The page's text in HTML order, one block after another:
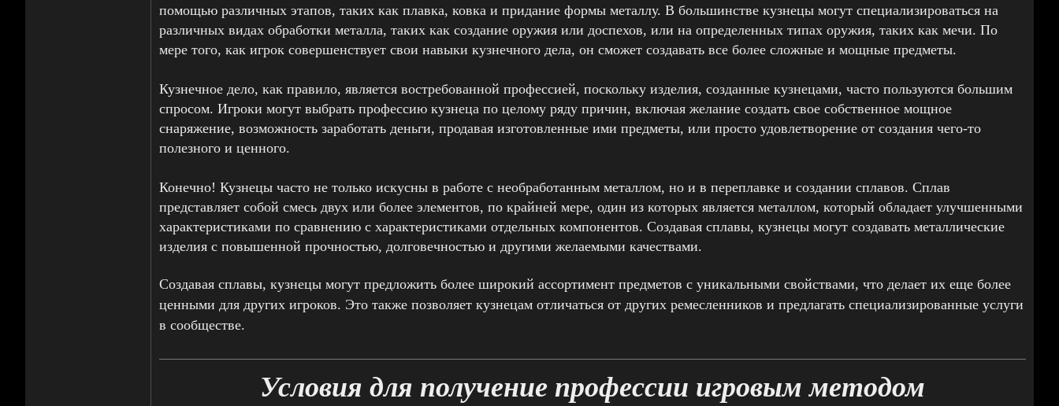
помощью различных этапов, таких как плавка, ковка и придание формы металлу. В большинстве кузнецы могут специализироваться на
различных видах обработки металла, таких как создание оружия или доспехов, или на определенных типах оружия, таких как мечи. По
мере того, как игрок совершенствует свои навыки кузнечного дела, он сможет создавать все более сложные и мощные предметы.
Кузнечное дело, как правило, является востребованной профессией, поскольку изделия, созданные кузнецами, часто пользуются большим
спросом. Игроки могут выбрать профессию кузнеца по целому ряду причин, включая желание создать свое собственное мощное
снаряжение, возможность заработать деньги, продавая изготовленные ими предметы, или просто удовлетворение от создания чего-то
полезного и ценного.
Конечно! Кузнецы часто не только искусны в работе с необработанным металлом, но и в переплавке и создании сплавов. Сплав
представляет собой смесь двух или более элементов, по крайней мере, один из которых является металлом, который обладает улучшенными
характеристиками по сравнению с характеристиками отдельных компонентов. Создавая сплавы, кузнецы могут создавать металлические
изделия с повышенной прочностью, долговечностью и другими желаемыми качествами.
Создавая сплавы, кузнецы могут предложить более широкий ассортимент предметов с уникальными свойствами, что делает их еще более
ценными для других игроков. Это также позволяет кузнецам отличаться от других ремесленников и предлагать специализированные услуги
в сообществе.
Условия для получение профессии игровым методом